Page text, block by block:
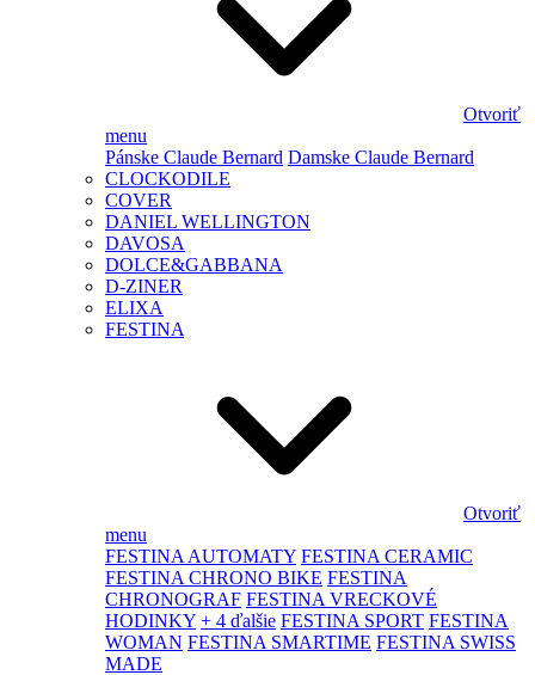
Otvoriť
menu
Pánske Claude Bernard Damske Claude Bernard
CLOCKODILE
COVER
DANIEL WELLINGTON
DAVOSA
DOLCE&GABBANA
D-ZINER
ELIXA
FESTINA
Otvoriť
menu
FESTINA AUTOMATY FESTINA CERAMIC
FESTINA CHRONO BIKE FESTINA
CHRONOGRAF FESTINA VRECKOVÉ
HODINKY + 4 ďalšie FESTINA SPORT FESTINA
WOMAN FESTINA SMARTIME FESTINA SWISS
MADE